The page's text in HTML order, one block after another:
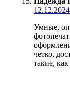
12.12.2024
Умные,
четко,
такие,